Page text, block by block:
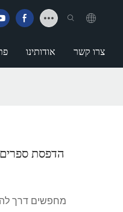
אודותינו צרו קשר
הדפסת
מחפשים דרך